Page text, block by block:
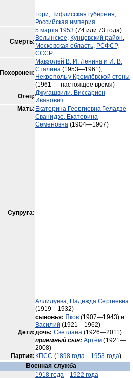
Гори, Тифлисская губерния,
Российская империя
Смерть:
5 марта 1953 (74 или 73 года)
Волынское, Кунцевский район,
Московская область, РСФСР,
СССР
Похоронен:
Мавзолей В. И. Ленина и И. В.
Сталина (1953—1961);
Некрополь у Кремлёвской стены
(1961 — настоящее время)
Отец:Джугашвили, Виссарион
Иванович
Мать: Екатерина Георгиевна Геладзе
Супруга:
Сванидзе, Екатерина
Семёновна (1904—1907)
Аллилуева, Надежда Сергеевна
(1919—1932)
Дети:
сыновья: Яков (1907—1943) и
Василий (1921—1962)
дочь: Светлана (1926—2011)
приёмный сын: Артём (1921—
2008)
Партия: КПСС (1898 года—1953 года)
Военная служба
1918 года—1922 года